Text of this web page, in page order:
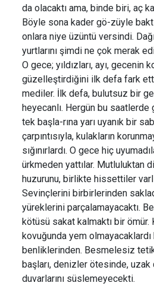
da olacaktı ama, binde biri, aç
Böyle sona kader gö-züyle
onlara niye üzüntü versindi.
yurtlarını şimdi ne çok merak
O gece; yıldızları, ayı, gecenin
güzelleştirdiğini ilk defa fark
mediler. İlk defa, bulutsuz bir
heyecanlı. Hergün bu
tek başla-rına yarı uyanık bir
çarpıntısıyla, kulakların
sığınırlardı. O gece hiç
ürkmeden yattılar. Mutluluktan
huzurunu, birlikte hissettiler
Sevinçlerini birbirlerinden
yüreklerini parçalamayacaktı.
kötüsü sakat kalmaktı bir
kovuğunda yem
benliklerinden. Besmelesiz
başları, denizler ötesinde,
duvarlarını süslemeyecekti.